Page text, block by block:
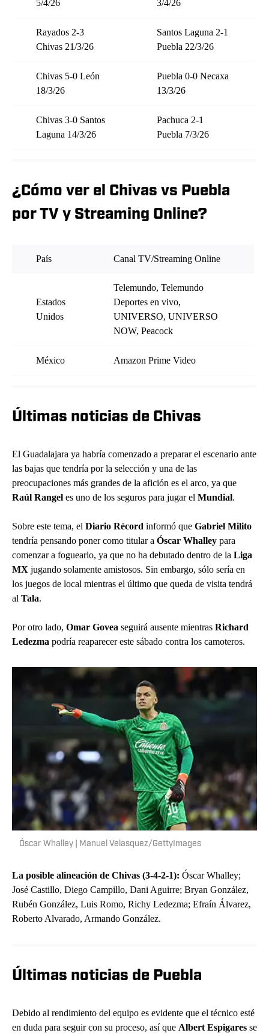
5/4/26 3/4/26
Rayados 2-3
Chivas 21/3/26
Santos Laguna 2-1
Puebla 22/3/26
Chivas 5-0 León
18/3/26
Puebla 0-0 Necaxa
13/3/26
Chivas 3-0 Santos
Laguna 14/3/26
Pachuca 2-1
Puebla 7/3/26
¿Cómo ver el Chivas vs Puebla
por TV y Streaming Online?
País Canal TV/Streaming Online
Estados
Unidos
Telemundo, Telemundo
Deportes en vivo,
UNIVERSO, UNIVERSO
NOW, Peacock
México Amazon Prime Video
Últimas noticias de Chivas
El Guadalajara ya habría comenzado a preparar el escenario ante
las bajas que tendría por la selección y una de las
preocupaciones más grandes de la afición es el arco, ya que
Raúl Rangel es uno de los seguros para jugar el Mundial.
Sobre este tema, el Diario Récord informó que Gabriel Milito
tendría pensando poner como titular a Óscar Whalley para
comenzar a foguearlo, ya que no ha debutado dentro de la Liga
MX jugando solamente amistosos. Sin embargo, sólo sería en
los juegos de local mientras el último que queda de visita tendrá
al Tala.
Por otro lado, Omar Govea seguirá ausente mientras Richard
Ledezma podría reaparecer este sábado contra los camoteros.
Óscar Whalley | Manuel Velasquez/GettyImages
La posible alineación de Chivas (3-4-2-1): Óscar Whalley;
José Castillo, Diego Campillo, Dani Aguirre; Bryan González,
Rubén González, Luis Romo, Richy Ledezma; Efraín Álvarez,
Roberto Alvarado, Armando González.
Últimas noticias de Puebla
Debido al rendimiento del equipo es evidente que el técnico esté
en duda para seguir con su proceso, así que Albert Espigares se